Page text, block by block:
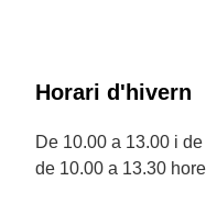
Horari d'hivern
De 10.00 a 13.00 i
de 10.00 a 13.30